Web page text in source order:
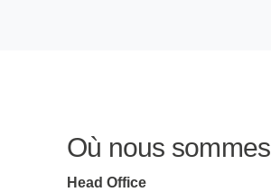
Où nous sommes
Head Office